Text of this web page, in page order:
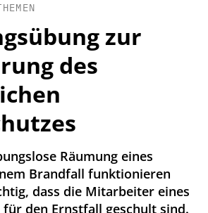
zur
des
Räumung eines
Brandfall funktionieren
dass die Mitarbeiter eines
den Ernstfall geschult sind.